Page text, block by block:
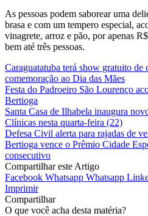
As pessoas podem saborear uma
brasa e com um tempero especial,
vinagrete, arroz e pão, por apenas
bem até três pessoas.
Caraguatatuba terá show gratuito
comemoração ao Dia das Mães
Festa do Padroeiro São Lourenço
Bertioga
Santa Casa de Ilhabela inaugura
Clínicas nesta quarta-feira (22)
Defesa Civil alerta para rajadas de
Bertioga vence o Prêmio Cidade
consecutivo
Compartilhar este Artigo
Facebook Whatsapp Whatsapp
Imprimir
Compartilhar
O que você acha desta matéria?